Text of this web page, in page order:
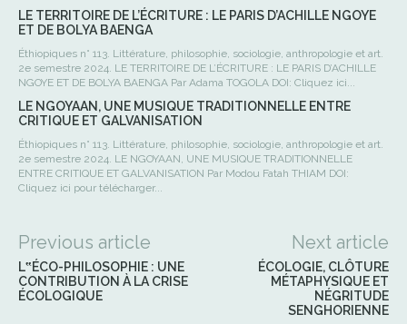
LE TERRITOIRE DE L’ÉCRITURE : LE PARIS D’ACHILLE NGOYE
ET DE BOLYA BAENGA
Éthiopiques n° 113. Littérature, philosophie, sociologie, anthropologie et art.
2e semestre 2024. LE TERRITOIRE DE L’ÉCRITURE : LE PARIS D’ACHILLE
NGOYE ET DE BOLYA BAENGA Par Adama TOGOLA DOI: Cliquez ici...
LE NGOYAAN, UNE MUSIQUE TRADITIONNELLE ENTRE
CRITIQUE ET GALVANISATION
Éthiopiques n° 113. Littérature, philosophie, sociologie, anthropologie et art.
2e semestre 2024. LE NGOYAAN, UNE MUSIQUE TRADITIONNELLE
ENTRE CRITIQUE ET GALVANISATION Par Modou Fatah THIAM DOI:
Cliquez ici pour télécharger...
Previous article
L‟ÉCO-PHILOSOPHIE : UNE
CONTRIBUTION À LA CRISE
ÉCOLOGIQUE
Next article
ÉCOLOGIE, CLÔTURE
MÉTAPHYSIQUE ET
NÉGRITUDE
SENGHORIENNE